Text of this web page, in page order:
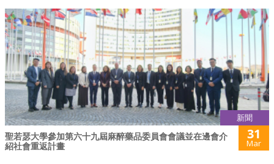
新聞
聖若瑟大學參加第六十九屆麻醉藥品委員會會議並在邊會介
紹社會重返計畫
31
Mar